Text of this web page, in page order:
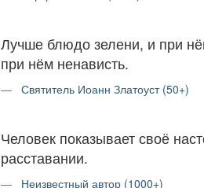
Лучше блюдо зелени, и при
при нём ненависть.
Святитель Иоанн Златоуст (50+)
Человек показывает своё
расставании.
Неизвестный автор (1000+)